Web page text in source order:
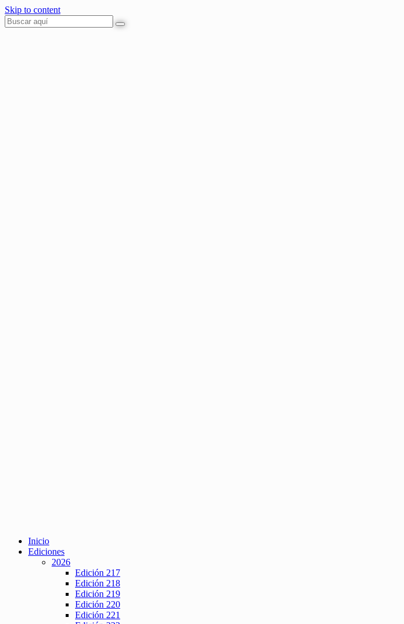
Skip to content
Inicio
Ediciones
2026
Edición 217
Edición 218
Edición 219
Edición 220
Edición 221